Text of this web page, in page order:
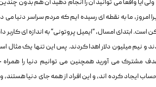
واقعا می توانید آن را انجام دهید آن هم بدون
ما به نقطه ای رسیده ایم که مردم سراسر دنیا می
ابتدای امسال، “ایمیل پروتونی” به اندازه ای کاربر
و نیم میلیون دلار اهدا کردند. پس این تنها یک مثال
می آورید همچنین می توانیم دنیا را همراه
ایجاد کرده اند، و این افراد از همه جای دنیا هستند،